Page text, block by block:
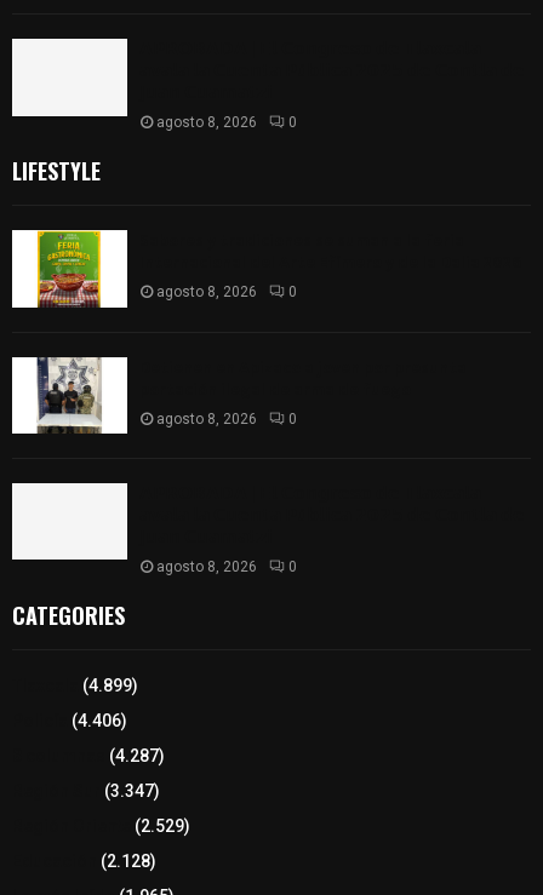
agosto 8, 2026 0
LIFESTYLE
agosto 8, 2026 0
agosto 8, 2026 0
agosto 8, 2026 0
CATEGORIES
(4.899)
(4.406)
(4.287)
(3.347)
(2.529)
(2.128)